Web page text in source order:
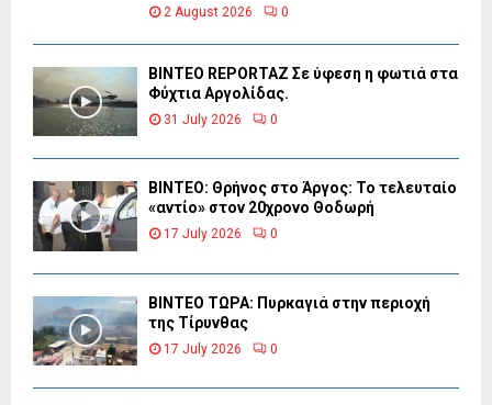
2 August 2026 0
BINTEO REPORTAZ Σε ύφεση η φωτιά στα
Φύχτια Αργολίδας.
31 July 2026 0
ΒΙΝΤΕΟ: Θρήνος στο Άργος: Το τελευταίο
«αντίο» στον 20χρονο Θοδωρή
17 July 2026 0
ΒΙΝΤΕΟ ΤΩΡΑ: Πυρκαγιά στην περιοχή
της Τίρυνθας
17 July 2026 0